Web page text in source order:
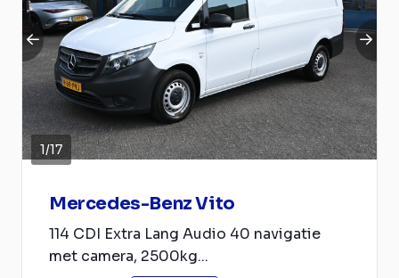
1/17
Mercedes-Benz Vito
114 CDI Extra Lang Audio 40 navigatie
met camera, 2500kg...